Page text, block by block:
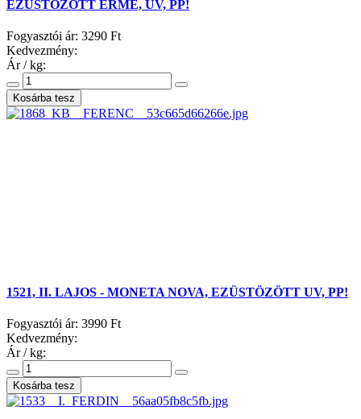
EZÜSTÖZÖTT ÉRME, UV, PP!
Fogyasztói ár: 3290 Ft
Kedvezmény:
Ár / kg:
1521, II. LAJOS - MONETA NOVA, EZÜSTÖZÖTT UV, PP!
Fogyasztói ár: 3990 Ft
Kedvezmény:
Ár / kg: